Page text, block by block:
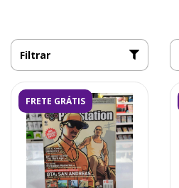
Filtrar
FRETE GRÁTIS